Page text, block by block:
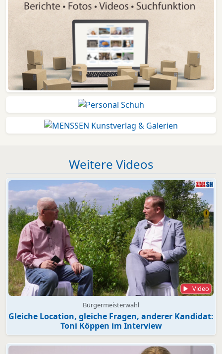
Weitere Videos
Video
Bürgermeisterwahl
Gleiche Location, gleiche Fragen, anderer Kandidat:
Toni Köppen im Interview